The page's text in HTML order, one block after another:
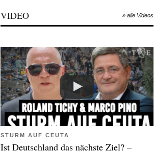
VIDEO » alle Videos
STURM AUF CEUTA
Ist Deutschland das nächste Ziel? –